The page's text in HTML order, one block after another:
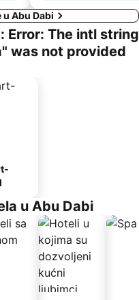
Abu Dabi
Error: The intl string
was not provided
u Abu Dabi